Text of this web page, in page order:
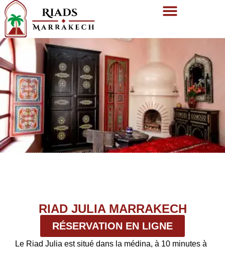
RIAD JULIA MARRAKECH
RÉSERVATION EN LIGNE
Le Riad Julia est situé dans la médina, à 10 minutes à